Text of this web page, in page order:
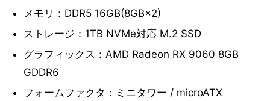
メモリ：DDR5 16GB(8GB×2)
ストレージ：1TB NVMe対応 M.2 SSD
グラフィックス：AMD Radeon RX 9060 8GB
GDDR6
フォームファクタ：ミニタワー / microATX